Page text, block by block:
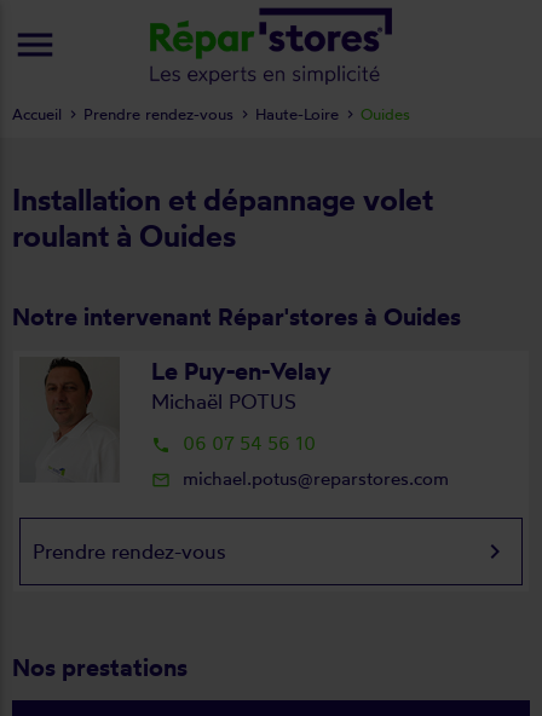
Installation et dépannage volet
roulant à Ouides
Notre intervenant Répar'stores à Ouides
Le Puy-en-Velay
Michaël POTUS
local_phone 06 07 54 56 10
mail_outline michael.potus@reparstores.com
Prendre rendez-vous keyboard_arrow_right
Nos prestations
Accueil Prendre rendez-vous Haute-Loire Ouides
menu